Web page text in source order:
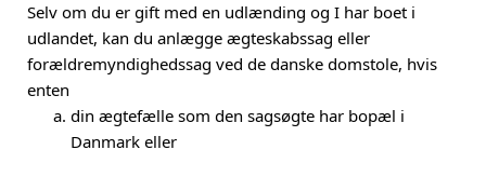
Selv om du er gift med en udlænding og I har boet i
udlandet, kan du anlægge ægteskabssag eller
forældremyndighedssag ved de danske domstole, hvis
enten
din ægtefælle som den sagsøgte har bopæl i
Danmark eller